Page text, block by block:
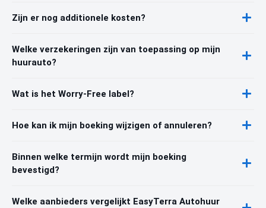
Zijn er nog additionele kosten?
Welke verzekeringen zijn van toepassing op mijn
huurauto?
Wat is het Worry-Free label?
Hoe kan ik mijn boeking wijzigen of annuleren?
Binnen welke termijn wordt mijn boeking
bevestigd?
Welke aanbieders vergelijkt EasyTerra Autohuur